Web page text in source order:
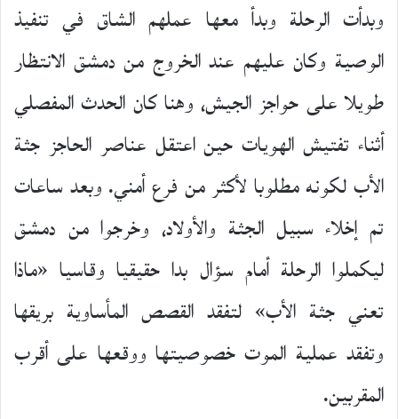
وبدأت الرحلة وبدأ معها عملهم الشاق في تنفيذ
الوصية وكان عليهم عند الخروج من دمشق الانتظار
طويلا على حواجز الجيش، وهنا كان الحدث المفصلي
أثناء تفتيش الهويات حين اعتقل عناصر الحاجز جثة
الأب لكونه مطلوبا لأكثر من فرع أمني. وبعد ساعات
تم إخلاء سبيل الجثة والأولاد، وخرجوا من دمشق
ليكملوا الرحلة أمام سؤال بدا حقيقيا وقاسيا «ماذا
تعني جثة الأب» لتفقد القصص المأساوية بريقها
وتفقد عملية الموت خصوصيتها ووقعها على أقرب
المقربين.